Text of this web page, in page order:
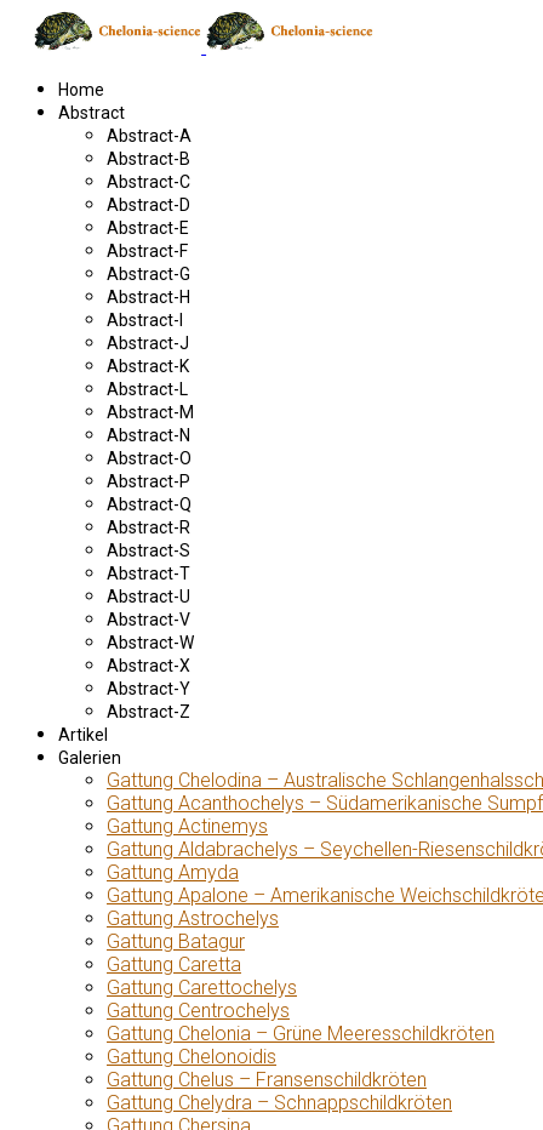
Home
Abstract
Abstract-A
Abstract-B
Abstract-C
Abstract-D
Abstract-E
Abstract-F
Abstract-G
Abstract-H
Abstract-I
Abstract-J
Abstract-K
Abstract-L
Abstract-M
Abstract-N
Abstract-O
Abstract-P
Abstract-Q
Abstract-R
Abstract-S
Abstract-T
Abstract-U
Abstract-V
Abstract-W
Abstract-X
Abstract-Y
Abstract-Z
Artikel
Galerien
Gattung Chelodina – Australische
Gattung Acanthochelys – Südamerikanische
Gattung Actinemys
Gattung Aldabrachelys – Seychellen-
Gattung Amyda
Gattung Apalone – Amerikanische
Gattung Astrochelys
Gattung Batagur
Gattung Caretta
Gattung Carettochelys
Gattung Centrochelys
Gattung Chelonia – Grüne Meeresschildkröten
Gattung Chelonoidis
Gattung Chelus – Fransenschildkröten
Gattung Chelydra – Schnappschildkröten